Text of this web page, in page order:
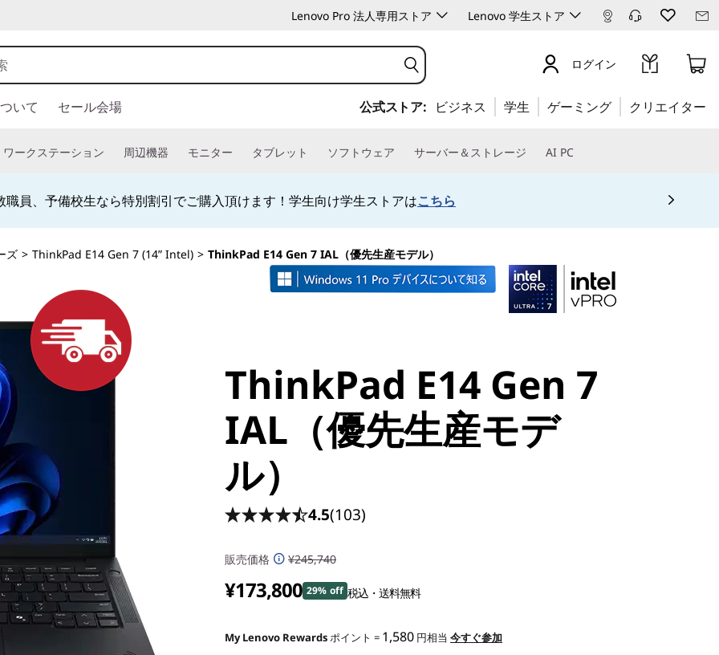
Lenovo Pro 法人専用ストア Lenovo 学生ストア
ログイン
いて セール会場 公式ストア: ビジネス 学生 ゲーミング クリエイター
ワークステーション 周辺機器 モニター タブレット ソフトウェア サーバー＆ストレージ AI PC
人:0120-148-333 法人専用ストア会員登録 (無料) 詳細はこちら 専用会場は
ズ > ThinkPad E14 Gen 7 (14” Intel) > ThinkPad E14 Gen 7 IAL（優先生産モデル）
ThinkPad E14 Gen 7
IAL（優先生産モデ
ル）
4.5(103)
販売価格 ¥245,740
¥173,800 29% off 税込・送料無料
My Lenovo Rewards ポイント = 1,580 円相当 今すぐ参加